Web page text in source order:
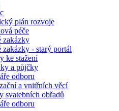
plán rozvoje
péče
zakázky
zakázky - starý portál
ke stažení
a půjčky
odboru
a vnitřních věcí
svatebních obřadů
odboru